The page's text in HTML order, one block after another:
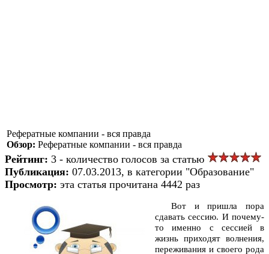
Рефератные компании - вся правда
Обзор: Рефератные компании - вся правда
Рейтинг: 3 - количество голосов за статью
Публикация: 07.03.2013, в категории "Образование"
Просмотр: эта статья прочитана 4442 раз
Вот и пришла пора
сдавать сессию. И почему-
то именно с сессией в
жизнь приходят волнения,
переживания и своего рода